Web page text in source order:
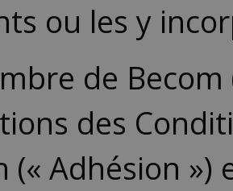
ou les y
de Becom
des
(« Adhésion